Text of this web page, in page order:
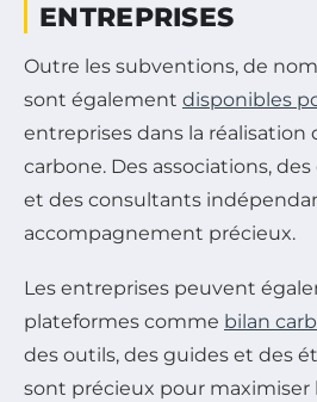
ENTREPRISES
Outre les subventions, de
sont également disponibles
entreprises dans la réalisation
carbone. Des associations,
et des consultants
accompagnement précieux.
Les entreprises peuvent
plateformes comme bilan
des outils, des guides et des
sont précieux pour maximiser